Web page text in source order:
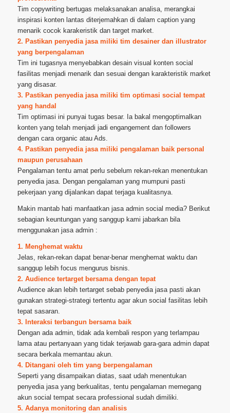
Tim copywriting bertugas melaksanakan analisa, merangkai
inspirasi konten lantas diterjemahkan di dalam caption yang
menarik cocok karakeristik dan target market.
2. Pastikan penyedia jasa miliki tim desainer dan illustrator
yang berpengalaman
Tim ini tugasnya menyebabkan desain visual konten social
fasilitas menjadi menarik dan sesuai dengan karakteristik market
yang disasar.
3. Pastikan penyedia jasa miliki tim optimasi social tempat
yang handal
Tim optimasi ini punyai tugas besar. Ia bakal mengoptimalkan
konten yang telah menjadi jadi engangement dan followers
dengan cara organic atau Ads.
4. Pastikan penyedia jasa miliki pengalaman baik personal
maupun perusahaan
Pengalaman tentu amat perlu sebelum rekan-rekan menentukan
penyedia jasa. Dengan pengalaman yang mumpuni pasti
pekerjaan yang dijalankan dapat terjaga kualitasnya.
Makin mantab hati manfaatkan jasa admin social media? Berikut
sebagian keuntungan yang sanggup kami jabarkan bila
menggunakan jasa admin :
1. Menghemat waktu
Jelas, rekan-rekan dapat benar-benar menghemat waktu dan
sanggup lebih focus mengurus bisnis.
2. Audience tertarget bersama dengan tepat
Audience akan lebih tertarget sebab penyedia jasa pasti akan
gunakan strategi-strategi tertentu agar akun social fasilitas lebih
tepat sasaran.
3. Interaksi terbangun bersama baik
Dengan ada admin, tidak ada kembali respon yang terlampau
lama atau pertanyaan yang tidak terjawab gara-gara admin dapat
secara berkala memantau akun.
4. Ditangani oleh tim yang berpengalaman
Seperti yang disampaikan diatas, saat udah menentukan
penyedia jasa yang berkualitas, tentu pengalaman memegang
akun social tempat secara professional sudah dimiliki.
5. Adanya monitoring dan analisis